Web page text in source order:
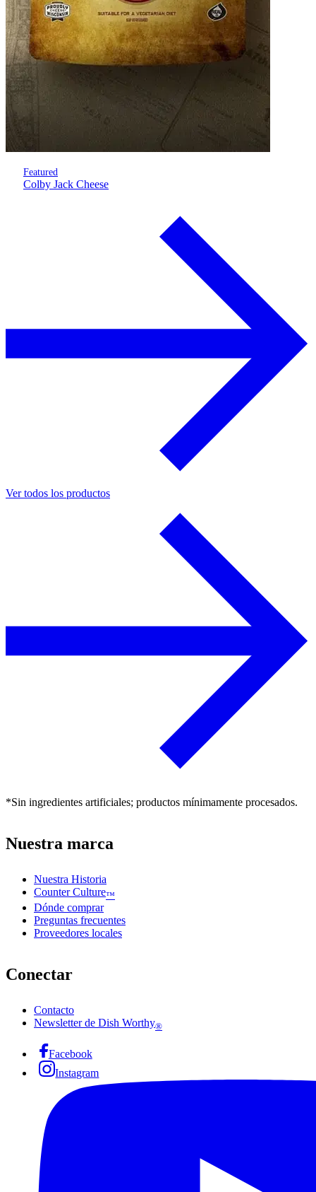
Featured
Colby Jack Cheese
Ver todos los productos
*Sin ingredientes artificiales; productos mínimamente procesados.
Nuestra marca
Nuestra Historia
Counter Culture™
Dónde comprar
Preguntas frecuentes
Proveedores locales
Conectar
Contacto
Newsletter de Dish Worthy®
Facebook
Instagram